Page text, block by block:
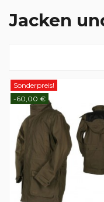
Jacken
Sonderpreis!
-60,00 €